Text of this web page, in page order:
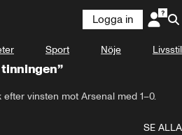
Logga in
Sport Nöje Livsstil
vinsten mot Arsenal med 1–0.
SE ALLA